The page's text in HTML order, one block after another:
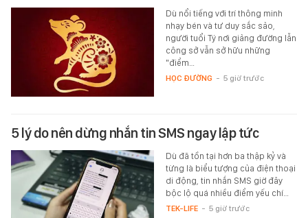
Dù nổi tiếng với trí thông minh
nhạy bén và tư duy sắc sảo,
người tuổi Tý nơi giảng đường lẫn
công sở vẫn sở hữu những
"điểm…
HỌC ĐƯỜNG - 5 giờ trước
5 lý do nên dừng nhắn tin SMS ngay lập tức
Dù đã tồn tại hơn ba thập kỷ và
từng là biểu tượng của điện thoại
di động, tin nhắn SMS giờ đây
bộc lộ quá nhiều điểm yếu chí…
TEK-LIFE - 5 giờ trước